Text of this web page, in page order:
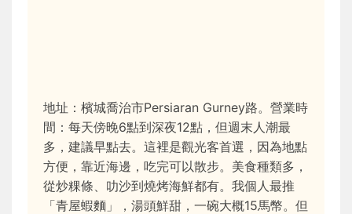
地址：檳城喬治市Persiaran Gurney路。營業時
間：每天傍晚6點到深夜12點，但週末人潮最
多，建議早點去。這裡是觀光客首選，因為地點
方便，靠近海邊，吃完可以散步。美食種類多，
從炒粿條、叻沙到燒烤海鮮都有。我個人最推
「青屋蝦麵」，湯頭鮮甜，一碗大概15馬幣。但